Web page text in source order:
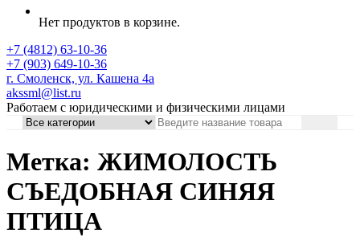
Нет продуктов в корзине.
+7 (4812) 63-10-36
+7 (903) 649-10-36
г. Смоленск, ул. Кашена 4а
akssml@list.ru
Работаем с юридическими и физическими лицами
Метка: ЖИМОЛОСТЬ
СЪЕДОБНАЯ СИНЯЯ
ПТИЦА